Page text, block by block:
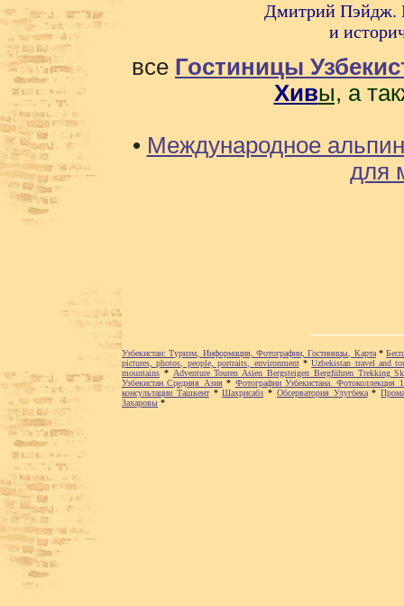
Дмитрий Пэйдж.
и
все Гостиницы
Хивы, а
• Международное
для
Узбекистан: Туризм, Информация, Фотографии, Гостиницы, Карта*
pictures, photos, people, portraits, environment*Uzbekistan travel and
mountains * Adventure Touren Asien Bergsteigen Bergführen Trekking
Узбекистан Средняя Азия* Фотографии Узбекистана. Фотоколлекция
консультации Ташкент*Шахрисабз * Обсерватория Улугбека*
Захаровы *